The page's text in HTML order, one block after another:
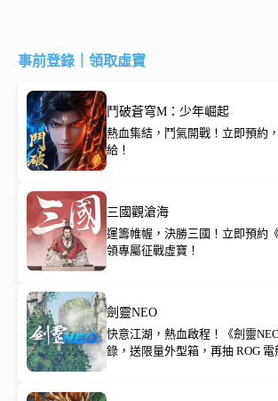
事前登錄｜領取虛寶
鬥破蒼穹M：少年崛起
熱血集結，鬥氣開戰！立即預約
給！
三國觀滄海
運籌帷幄，決勝三國！立即預約
領專屬征戰虛寶！
劍靈NEO
快意江湖，熱血啟程！《劍靈
錄，送限量外型箱，再抽 ROG 電